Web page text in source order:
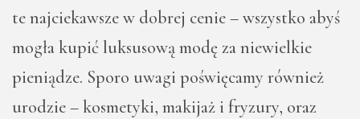
te najciekawsze w dobrej cenie – wszystko abyś
mogła kupić luksusową modę za niewielkie
pieniądze. Sporo uwagi poświęcamy również
urodzie – kosmetyki, makijaż i fryzury, oraz